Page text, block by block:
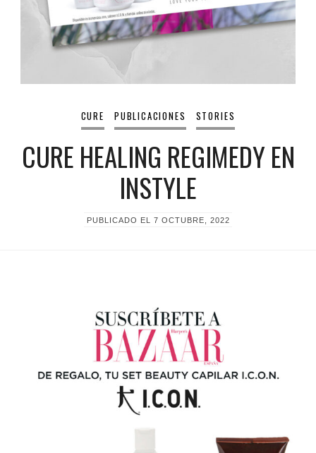
CURE PUBLICACIONES STORIES
CURE HEALING REGIMEDY EN
INSTYLE
PUBLICADO EL 7 OCTUBRE, 2022